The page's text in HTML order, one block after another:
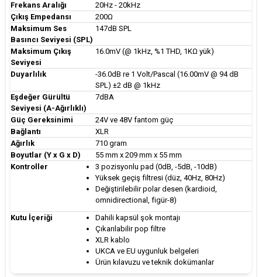
Frekans Aralığı
20Hz - 20kHz
Çıkış Empedansı
200Ω
Maksimum Ses
Basıncı Seviyesi (SPL)
147dB SPL
Maksimum Çıkış
Seviyesi
16.0mV (@ 1kHz, %1 THD, 1KΩ yük)
Duyarlılık
-36.0dB re 1 Volt/Pascal (16.00mV @ 94 dB
SPL) ±2 dB @ 1kHz
Eşdeğer Gürültü
Seviyesi (A-Ağırlıklı)
7dBA
Güç Gereksinimi
24V ve 48V fantom güç
Bağlantı
XLR
Ağırlık
710 gram
Boyutlar (Y x G x D)
55 mm x 209 mm x 55 mm
Kontroller
3 pozisyonlu pad (0dB, -5dB, -10dB)
Yüksek geçiş filtresi (düz, 40Hz, 80Hz)
Değiştirilebilir polar desen (kardioid,
omnidirectional, figür-8)
Kutu İçeriği
Dahili kapsül şok montajı
Çıkarılabilir pop filtre
XLR kablo
UKCA ve EU uygunluk belgeleri
Ürün kılavuzu ve teknik dokümanlar